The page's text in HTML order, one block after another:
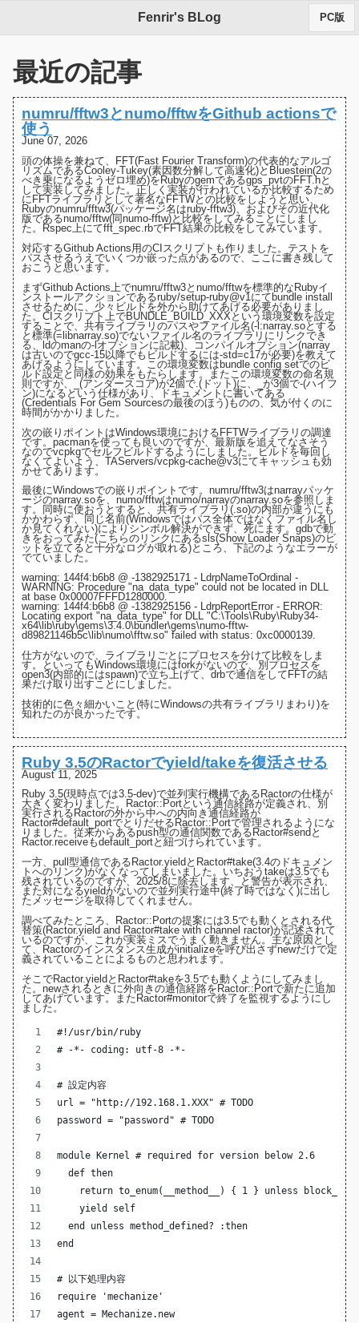
Fenrir's BLog PC版
最近の記事
numru/fftw3とnumo/fftwをGithub actionsで
使う
June 07, 2026
頭の体操を兼ねて、FFT(Fast Fourier Transform)の代表的なアルゴ
リズムであるCooley-Tukey(素因数分解して高速化)と Bluestein(2の
べき乗になるようゼロ埋め)をRubyのgemであるgps_pvtのFFT.hと
して実装してみました。正しく実装が行われているか比較するため
にFFTライブラリとして著名な FFTWとの比較をしようと思い、
Rubyのnumru/fftw3(パッケージ名はruby-fftw3)、およびその近代化
版であるnumo/fftw(同numo-fftw)と比較をしてみることにしまし
た。Rspec上にてfft_spec.rbでFFT結果の比較をしてみています。
対応するGithub Actions用のCIスクリプト も作りました。テストを
パスさせるうえでいくつか嵌った点があるので、ここに書き残して
おこうと思います。
まずGithub Actions上でnumru/fftw3とnumo/fftwを標準的なRubyイ
ンストールアクションであるruby/setup-ruby@v1にてbundle install
させるために、少々ビルドを外から助けてあげる必要がありまし
た。 CIスクリプト上でBUNDLE_BUILD_XXXという環境変数を設定
する ことで、共有ライブラリのパスやファイル名(-l:narray.soとする
と標準(=libnarray.so)でないファイル名のライブラリにリンクでき
る、
ldのmanの-lオプションに記載)、コンパイルオプション(narray
は古いのでgcc-15以降でもビルドするには-std=c17が必要)を教えて
あげるようにしています。この環境変数は bundle config setでのビ
ルド設定 と同様の効果をもたらします。またこの環境変数の命名規
則ですが、_(アンダースコア)が2個で.(ドット)に、_が3個で-(ハイフ
ン)になるという仕様があり、 ドキュメントに書いてある
(Credentials For Gem Sourcesの最後のほう)ものの、気が付くのに
時間がかかりました。
次の嵌りポイントはWindows環境におけるFFTWライブラリの調達
です。pacmanを使っても良いのですが、最新版を追えてなさそう
なのでvcpkgでセルフビルドするようにしました。ビルドを毎回し
なくてよいよう、 TAServers/vcpkg-cache@v3にてキャッシュ も効
かせてあります。
最後にWindowsでの嵌りポイントです。numru/fftw3はnarrayパッケ
ージのnarray.soを、numo/fftwはnumo/narrayのnarray.soを参照しま
す。同時に使おうとすると、共有ライブラリ(.so)の内部が違うにも
かかわらず、同じ名前(Windowsではパス全体ではなくファイル名し
か見てくれない)によりシンボル解決ができず、死にます。gdbで動
きをおってみた(こちらのリンクにあるsls(Show Loader Snaps)のビ
ットを立てると十分なログが取れる)ところ、下記のようなエラーが
でていました。
warning: 144f4:b6b8 @ -1382925171 - LdrpNameToOrdinal -
WARNING: Procedure "na_data_type" could not be located in DLL
at base 0x00007FFFD1280000.
warning: 144f4:b6b8 @ -1382925156 - LdrpReportError - ERROR:
Locating export "na_data_type" for DLL "C:\Tools\Ruby\Ruby34-
x64\lib\ruby\gems\3.4.0\bundler\gems\numo-fftw-
d89821146b5c\lib\numo\fftw.so" failed with status: 0xc0000139.
仕方がないので、ライブラリごとにプロセスを分けて比較をしま
す。といってもWindows環境にはforkがないので、別プロセスを
open3(内部的にはspawn)で立ち上げて、drbで通信をしてFFTの結
果だけ取り出す ことにしました。
技術的に色々細かいこと(特にWindowsの共有ライブラリまわり)を
知れたのが良かったです。
Ruby 3.5のRactorでyield/takeを復活させる
August 11, 2025
Ruby 3.5(現時点では3.5-dev)で並列実行機構であるRactorの仕様が
大きく変わりました。 Ractor::Portという通信経路が定義され、別
実行されるRactorの外から中への内向き通信経路が
Ractor#default_portでとりだせるRactor::Portで管理されるようにな
りました。従来からあるpush型の通信関数である Ractor#send と
Ractor.receiveもdefault_portと紐づけられています。
一方、pull型通信である Ractor.yield と Ractor#take(3.4のドキュメン
トへのリンク)がなくなってしまいました。いちおうtakeは3.5でも
残されているのですが、 2025/8に除去します、と警告が表示され、
また対になるyieldがないので並列実行途中(終了時ではなく)に出し
たメッセージを取得してくれません。
調べてみたところ、Ractor::Portの提案には3.5でも動くとされる代
替策(Ractor.yield and Ractor#take with channel ractor)が記述されて
いるのですが、これが実装ミスでうまく動きません。主な原因とし
て、Ractorのインスタンス生成がinitializeを呼び出さずnewだけで定
義されている ことによるものと思われます。
そこでRactor.yieldとRactor#takeを3.5でも動くようにしてみまし
た。newされるときに外向きの通信経路をRactor::Portで新たに追加
してあげています。またRactor#monitorで終了を監視するようにし
ました。
#!/usr/bin/ruby
# -*- coding: utf-8 -*-
# 設定内容
url = "http://192.168.1.XXX" # TODO
password = "password" # TODO
module Kernel # required for version below 2.6
  def then
return to_enum(__method__) { 1 } unless
    yield self
  end unless method_defined? :then
end
# 以下処理内容
require 'mechanize'
agent = Mechanize.new